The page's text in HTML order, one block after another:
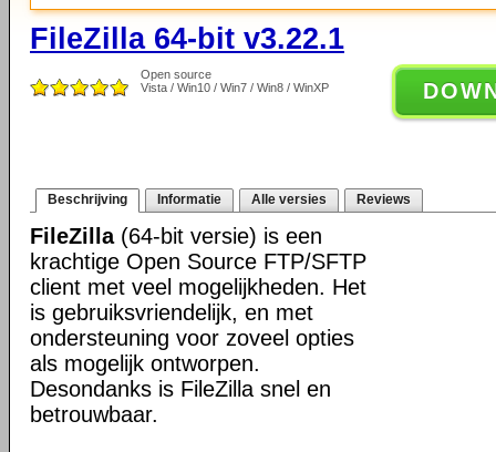
FileZilla 64-bit v3.22.1
Open source
Vista / Win10 / Win7 / Win8 / WinXP
Beschrijving Informatie Alle versies Reviews
FileZilla(64-bit versie) is een
krachtige Open Source FTP/SFTP
client met veel mogelijkheden. Het
is gebruiksvriendelijk, en met
ondersteuning voor zoveel opties
als mogelijk ontworpen.
Desondanks is FileZilla snel en
betrouwbaar.